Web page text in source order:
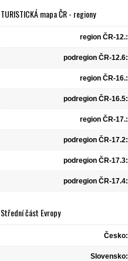
TURISTICKÁ mapa ČR - regiony
region ČR-12.:
podregion ČR-12.6:
region ČR-16.:
podregion ČR-16.5:
region ČR-17.:
podregion ČR-17.2:
podregion ČR-17.3:
podregion ČR-17.4:
Střední část Evropy
Česko:
Slovensko: